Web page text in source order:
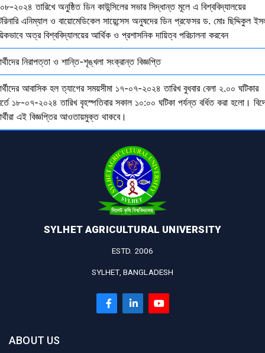
২০২৪ তারিখে অনুষ্ঠিত ডিন কাউন্সিলের সভার সিদ্ধান্ত মূলে এ বিশ্ববিদ্যালয়ের
এনিম্যাল ও বায়োমেডিকেল সায়েন্সেস অনুষদের ডিন প্রফেসর ড. মোঃ ছিদ্দিকুল
অত্র বিশ্ববিদ্যালয়ের আর্থিক ও প্রশাসনিক দায়িত্ব পরিচালনা করবেন
নিরাপত্তা ও শান্তি-শৃঙ্খলা সংক্রান্ত বিজ্ঞপ্তি
আবাসিক হল ত্যাগের সময়সীমা ১৭-০৭-২০২৪ তারিখ বুধবার বেলা ২.০০ ঘটিকার
১৮-০৭-২০২৪ তারিখ বৃহস্পতিবার সকাল ১০:০০ ঘটিকা পর্যন্ত বর্ধিত করা হলো।
এই বিজ্ঞপ্তির আওতায়মুক্ত থাকবে।
SYLHET AGRICULTURAL UNIVERSITY
ESTD. 2006
SYLHET, BANGLADESH
ABOUT US